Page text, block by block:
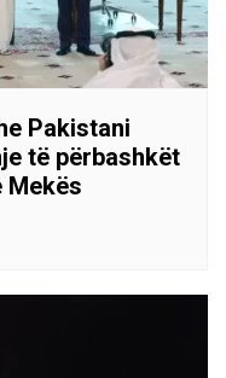
Pakistani
të përbashkët
Mekës